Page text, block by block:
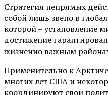
Стратегия непрямых
собой лишь звено в
которой – установление
достижение
жизненно важным
Применительно к
многих лет США и
координируют свои